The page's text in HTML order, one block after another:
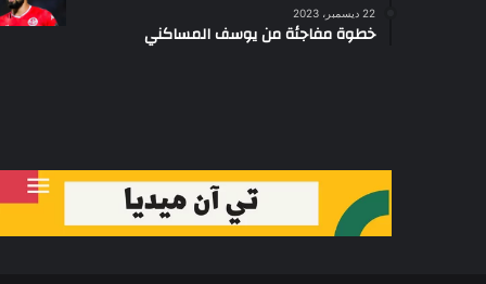
22 ديسمبر، 2023
خطوة مفاجئة من يوسف المساكني